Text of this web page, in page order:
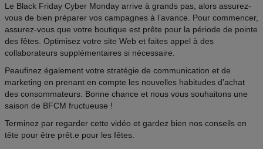
Le Black Friday Cyber Monday arrive à grands pas, alors assurez-
vous de bien préparer vos campagnes à l’avance. Pour commencer,
assurez-vous que votre boutique est prête pour la période de pointe
des fêtes. Optimisez votre site Web et faites appel à des
collaborateurs supplémentaires si nécessaire.
Peaufinez également votre stratégie de communication et de
marketing en prenant en compte les nouvelles habitudes d’achat
des consommateurs. Bonne chance et nous vous souhaitons une
saison de BFCM fructueuse !
Terminez par regarder cette vidéo et gardez bien nos conseils en
tête pour être prêt.e pour les fêtes.